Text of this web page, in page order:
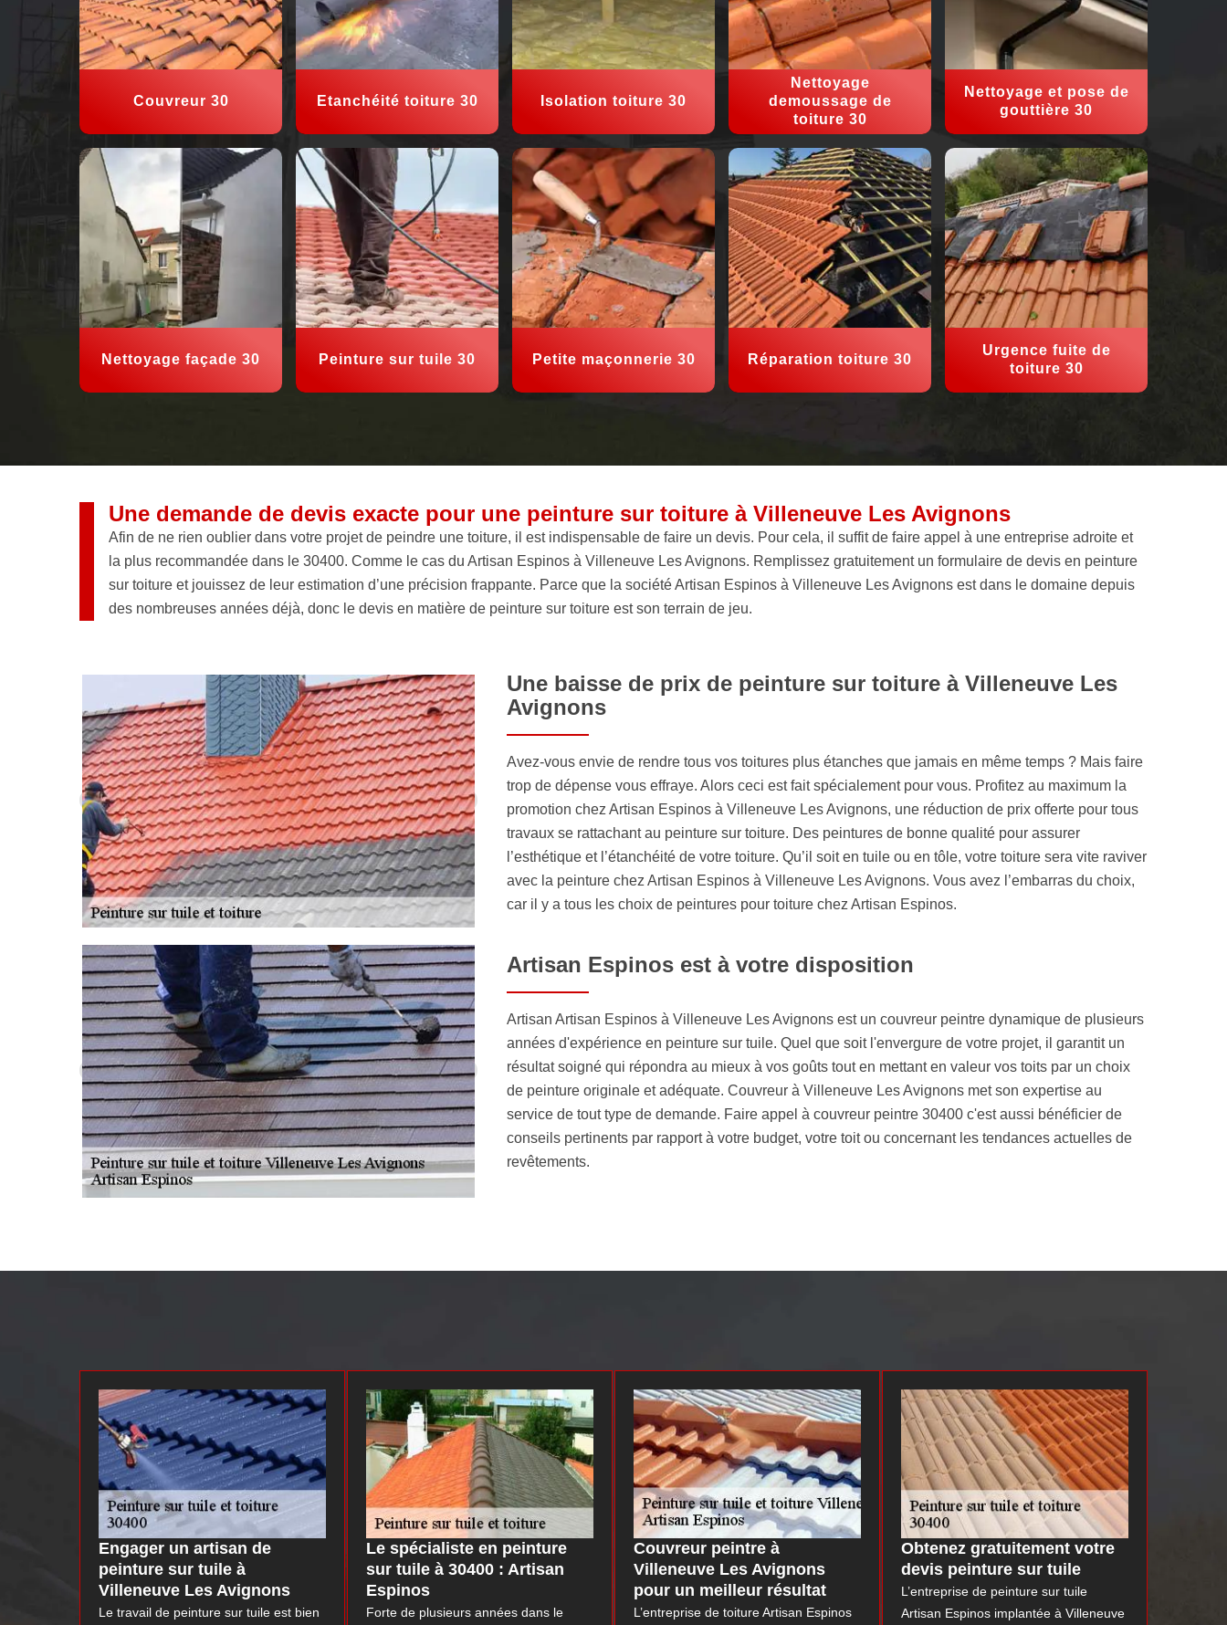
Couvreur 30 Etanchéité toiture 30 Isolation toiture 30
Nettoyage
demoussage de
toiture 30
Nettoyage et pose de
gouttière 30
Nettoyage façade 30 Peinture sur tuile 30 Petite maçonnerie 30 Réparation toiture 30
Urgence fuite de
toiture 30
Une demande de devis exacte pour une peinture sur toiture à Villeneuve Les Avignons
Afin de ne rien oublier dans votre projet de peindre une toiture, il est indispensable de faire un devis. Pour cela, il suffit de faire appel à une entreprise adroite et
la plus recommandée dans le 30400. Comme le cas du Artisan Espinos à Villeneuve Les Avignons. Remplissez gratuitement un formulaire de devis en peinture
sur toiture et jouissez de leur estimation d’une précision frappante. Parce que la société Artisan Espinos à Villeneuve Les Avignons est dans le domaine depuis
des nombreuses années déjà, donc le devis en matière de peinture sur toiture est son terrain de jeu.
Une baisse de prix de peinture sur toiture à Villeneuve Les
Avignons
Avez-vous envie de rendre tous vos toitures plus étanches que jamais en même temps ? Mais faire
trop de dépense vous effraye. Alors ceci est fait spécialement pour vous. Profitez au maximum la
promotion chez Artisan Espinos à Villeneuve Les Avignons, une réduction de prix offerte pour tous
travaux se rattachant au peinture sur toiture. Des peintures de bonne qualité pour assurer
l’esthétique et l’étanchéité de votre toiture. Qu’il soit en tuile ou en tôle, votre toiture sera vite raviver
avec la peinture chez Artisan Espinos à Villeneuve Les Avignons. Vous avez l’embarras du choix,
car il y a tous les choix de peintures pour toiture chez Artisan Espinos.
Artisan Espinos est à votre disposition
Artisan Artisan Espinos à Villeneuve Les Avignons est un couvreur peintre dynamique de plusieurs
années d'expérience en peinture sur tuile. Quel que soit l'envergure de votre projet, il garantit un
résultat soigné qui répondra au mieux à vos goûts tout en mettant en valeur vos toits par un choix
de peinture originale et adéquate. Couvreur à Villeneuve Les Avignons met son expertise au
service de tout type de demande. Faire appel à couvreur peintre 30400 c'est aussi bénéficier de
conseils pertinents par rapport à votre budget, votre toit ou concernant les tendances actuelles de
revêtements.
Engager un artisan de
peinture sur tuile à
Villeneuve Les Avignons
Le travail de peinture sur tuile est bien
Le spécialiste en peinture
sur tuile à 30400 : Artisan
Espinos
Forte de plusieurs années dans le
Couvreur peintre à
Villeneuve Les Avignons
pour un meilleur résultat
L’entreprise de toiture Artisan Espinos
Obtenez gratuitement votre
devis peinture sur tuile
L’entreprise de peinture sur tuile
Artisan Espinos implantée à Villeneuve